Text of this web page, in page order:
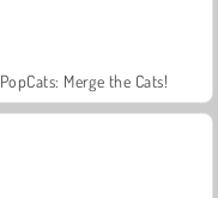
PopCats: Merge the Cats!